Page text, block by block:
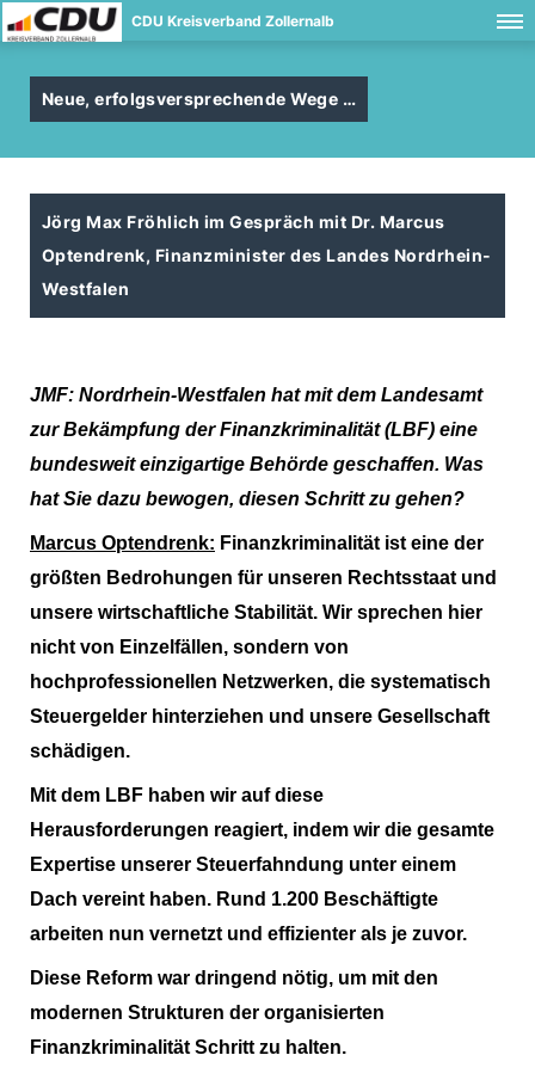
CDU Kreisverband Zollernalb
Neue, erfolgsversprechende Wege
Jörg Max Fröhlich im Gespräch mit Dr. Marcus
Optendrenk, Finanzminister des Landes Nordrhein-
Westfalen
JMF: Nordrhein-Westfalen hat mit dem Landesamt
zur Bekämpfung der Finanzkriminalität (LBF) eine
bundesweit einzigartige Behörde geschaffen. Was
hat Sie dazu bewogen, diesen Schritt zu gehen?
Marcus Optendrenk: Finanzkriminalität ist eine der
größten Bedrohungen für unseren Rechtsstaat und
unsere wirtschaftliche Stabilität. Wir sprechen hier
nicht von Einzelfällen, sondern von
hochprofessionellen Netzwerken, die systematisch
Steuergelder hinterziehen und unsere Gesellschaft
schädigen.
Mit dem LBF haben wir auf diese
Herausforderungen reagiert, indem wir die gesamte
Expertise unserer Steuerfahndung unter einem
Dach vereint haben. Rund 1.200 Beschäftigte
arbeiten nun vernetzt und effizienter als je zuvor.
Diese Reform war dringend nötig, um mit den
modernen Strukturen der organisierten
Finanzkriminalität Schritt zu halten.